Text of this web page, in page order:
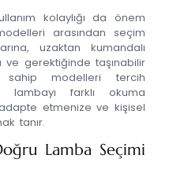
kolaylığı da önem
arasından seçim
uzaktan kumandalı
ve gerektiğinde taşınabilir
modelleri tercih
lambayı farklı okuma
etmenize ve kişisel
tanır.
Lamba Seçimi